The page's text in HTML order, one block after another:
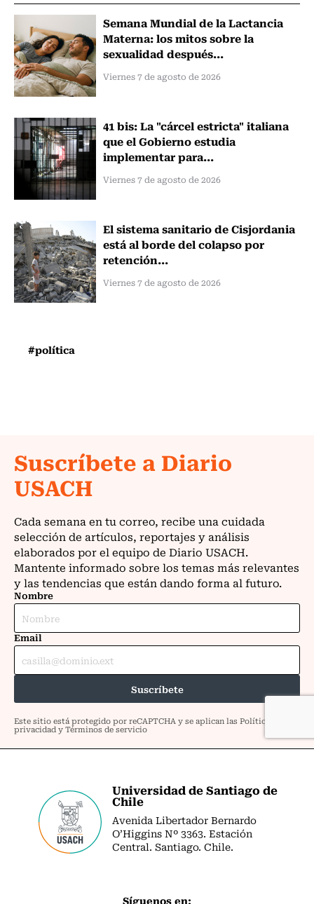
Semana Mundial de la Lactancia
Materna: los mitos sobre la
sexualidad después...
Viernes 7 de agosto de 2026
41 bis: La "cárcel estricta" italiana
que el Gobierno estudia
implementar para...
Viernes 7 de agosto de 2026
El sistema sanitario de Cisjordania
está al borde del colapso por
retención...
Viernes 7 de agosto de 2026
#política
Universidad de Santiago de
Chile
Avenida Libertador Bernardo
O’Higgins Nº 3363. Estación
Central. Santiago. Chile.
Síguenos en: